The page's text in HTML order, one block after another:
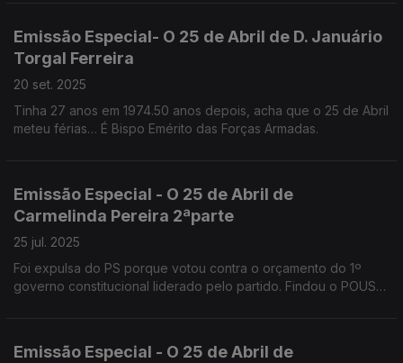
Emissão Especial- O 25 de Abril de D. Januário
Torgal Ferreira
20 set. 2025
Tinha 27 anos em 1974.50 anos depois, acha que o 25 de Abril
meteu férias… É Bispo Emérito das Forças Armadas.
Emissão Especial - O 25 de Abril de
Carmelinda Pereira 2ªparte
25 jul. 2025
Foi expulsa do PS porque votou contra o orçamento do 1º
governo constitucional liderado pelo partido. Findou o POUS
Emissão Especial - O 25 de Abril de